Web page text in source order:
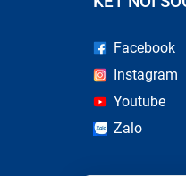
Facebook
Instagram
Youtube
Zalo